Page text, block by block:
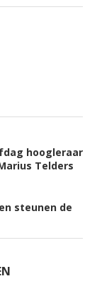
hoogleraar
Telders
steunen de